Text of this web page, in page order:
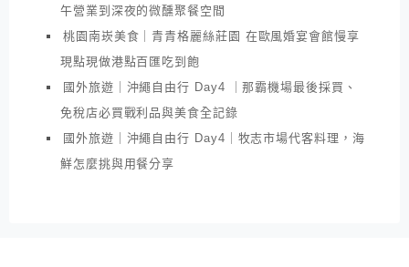
午營業到深夜的微醺聚餐空間
桃園南崁美食｜青青格麗絲莊園 在歐風婚宴會館慢享
現點現做港點百匯吃到飽
國外旅遊｜沖繩自由行 Day4 ｜那霸機場最後採買、
免稅店必買戰利品與美食全記錄
國外旅遊｜沖繩自由行 Day4｜牧志市場代客料理，海
鮮怎麼挑與用餐分享